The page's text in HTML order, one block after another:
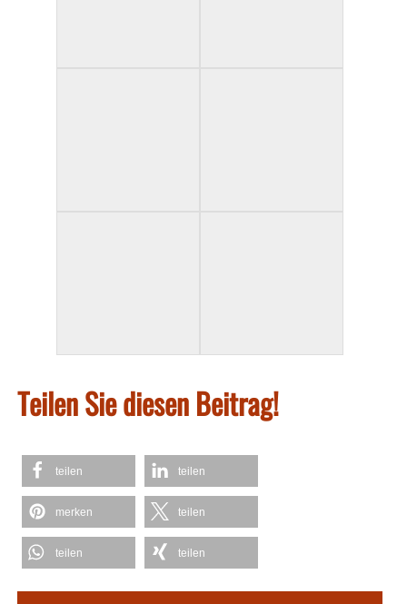
Teilen Sie diesen Beitrag!
teilen teilen
merken teilen
teilen teilen